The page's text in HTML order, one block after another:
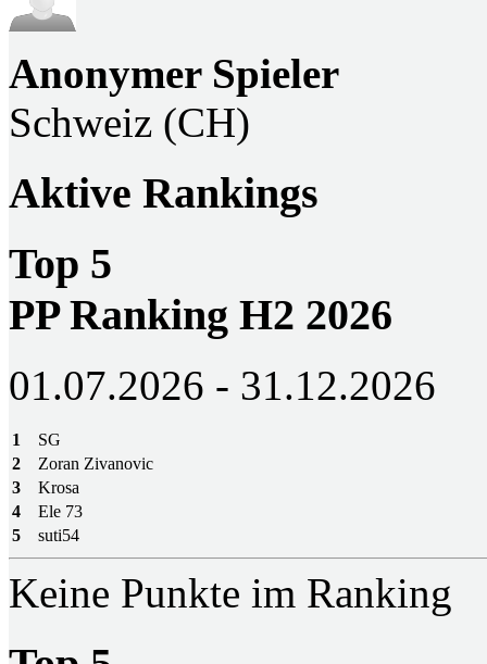
Anonymer Spieler
Schweiz (CH)
Aktive Rankings
Top 5
PP Ranking H2 2026
01.07.2026 - 31.12.2026
1
SG
2
Zoran Zivanovic
3
Krosa
4
Ele 73
5
suti54
Keine Punkte im Ranking